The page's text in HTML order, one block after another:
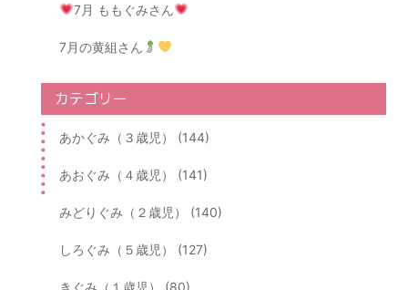
7月 ももぐみさん
7月の黄組さん
カテゴリー
あかぐみ（３歳児） (144)
あおぐみ（４歳児） (141)
みどりぐみ（２歳児） (140)
しろぐみ（５歳児） (127)
きぐみ（１歳児） (80)